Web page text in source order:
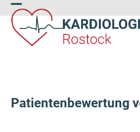
Skip
to
content
Open
mobile
menu
Close
mobile
menu
Patientenbewertung